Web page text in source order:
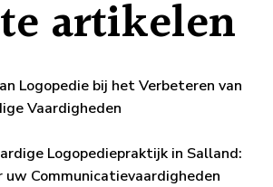
artikelen
Logopedie bij het Verbeteren van
Vaardigheden
Logopediepraktijk in Salland:
uw Communicatievaardigheden